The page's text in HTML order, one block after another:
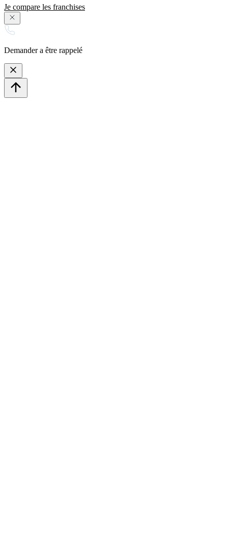
Je compare les franchises
Demander a être rappelé